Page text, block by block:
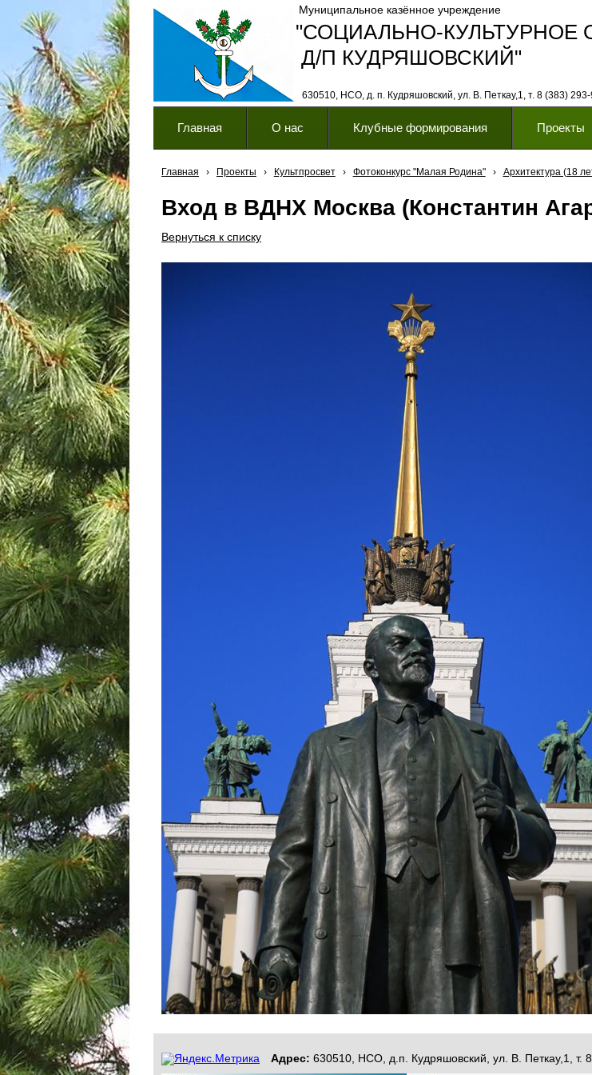
"СОЦИАЛЬНО-КУЛЬТУРНОЕ
630510, НСО, д. п. Кудряшовский, ул. В. Петкау,1, т. 8 (383)
Муниципальное казённое учреждение
Д/П КУДРЯШОВСКИЙ"
Главная О нас Клубные формирования Проекты
Главная › Проекты › Культпросвет › Фотоконкурс "Малая Родина" › Архитектура (18
Вход в ВДНХ Москва (Константин
Вернуться к списку
Адрес: 630510, НСО, д.п. Кудряшовский, ул. В. Петкау,1,